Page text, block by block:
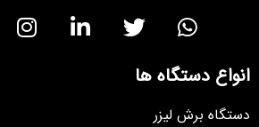
انواع دستگاه ها
دستگاه برش لیزر